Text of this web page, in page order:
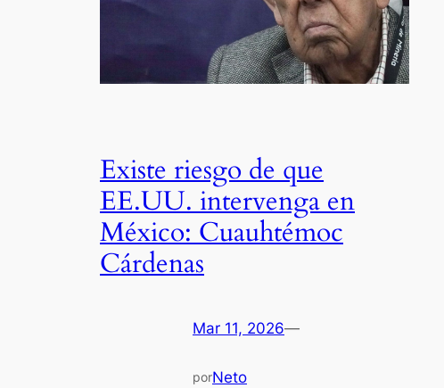
Existe riesgo de que
EE.UU. intervenga en
México: Cuauhtémoc
Cárdenas
Mar 11, 2026—
porNeto